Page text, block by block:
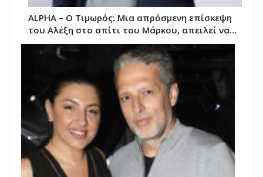
ALPHA – Ο Τιμωρός: Μια απρόσμενη επίσκεψη
του Αλέξη στο σπίτι του Μάρκου, απειλεί να…